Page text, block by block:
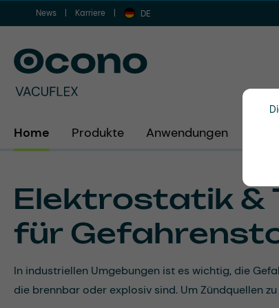
Hauptinhalt springen
Zur Suche springen
Zur Hauptnavigation springen
News Karriere DE
Home Produkte Anwendungen
Elektrostatik &
für
In industriellen Umgebungen ist es wichtig, die
die brennbar oder explosiv sind. Um Zündquellen